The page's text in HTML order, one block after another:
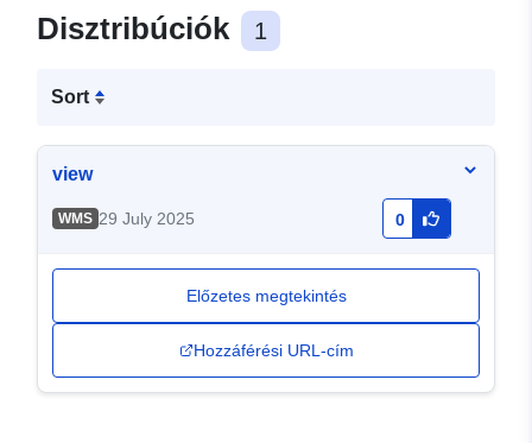
Disztribúciók 1
Sort
view
WMS 29 July 2025 0
Előzetes megtekintés
Hozzáférési URL-cím